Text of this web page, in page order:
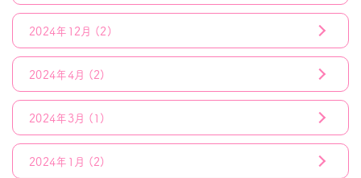
2024年12月 (2)
2024年4月 (2)
2024年3月 (1)
2024年1月 (2)